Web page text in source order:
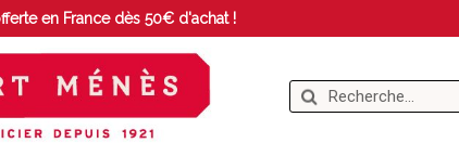
en France dès 50€ d'achat !